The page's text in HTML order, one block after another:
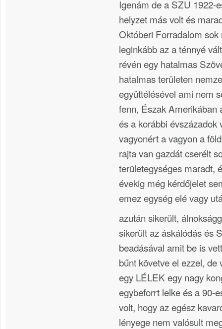
Igenám de a SZU 1922-
helyzet más volt és
Októberi Forradalom
leginkább az a ténnyé
révén egy hatalmas
hatalmas területen
együttélésével ami nem
fenn, Észak Amerikában
és a korábbi évszázadok
vagyonért a vagyon a
rajta van gazdát cserélt
területegységes maradt,
évekig még kérdőjelet
emez egység elé vagy
azután sikerült,
sikerült az áskálódás és
beadásával amit be is
bűnt követve el ezzel,
egy LÉLEK egy nagy
egybeforrt lelke és a 90-
volt, hogy az egész
lényege nem valósult